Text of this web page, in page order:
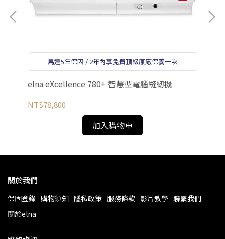
馬達5年保固 / 2年內享免費頂級原廠保養一次
elna eXcellence 780+ 智慧型電腦縫紉機
NT$78,800
加入購物車
關於我們
保固登錄 購物須知 隱私政策 服務條款 影片教學 聯繫我們
關於elna